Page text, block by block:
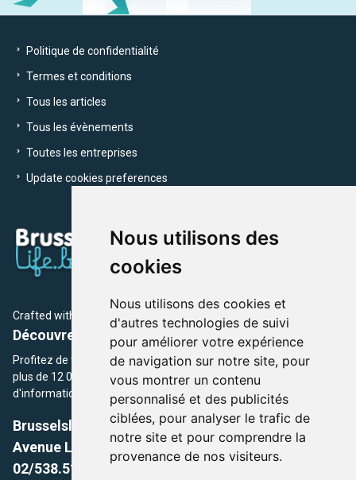
Nous utilisons des
cookies
Nous utilisons des cookies et
d'autres technologies de suivi
pour améliorer votre expérience
de navigation sur notre site, pour
vous montrer un contenu
personnalisé et des publicités
ciblées, pour analyser le trafic de
notre site et pour comprendre la
provenance de nos visiteurs.
Politique de confidentialité
Termes et conditions
Tous les articles
Tous les évènements
Toutes les entreprises
Update cookies preferences
Crafted with by Brusselslife Team
Découvrez plus de 12 000 adresses et événements
Profitez de toutes les sections de BrusselsLife.be et découvrez
plus de 12 000 adresses et un grand choix d'événements,
d'informations et de conseils et astuces de notre écriture.
Brusselslife.be
Avenue Louise, 500 -1050 Ixelles, Brussels,
02/538.51.49.